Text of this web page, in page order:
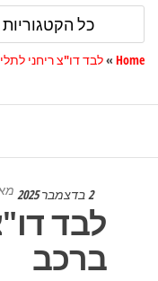
Home
»לבד דו"צ ריחני
2 בדצמבר 2025
לבד
ברכב